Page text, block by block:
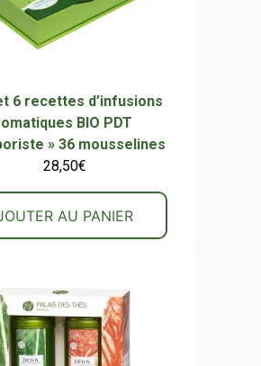
6 recettes d’infusions
BIO PDT
» 36 mousselines
28,50€
AU PANIER